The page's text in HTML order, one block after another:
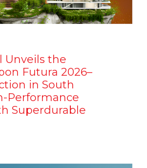
Unveils the
Futura 2026–
in South
Performance
Superdurable